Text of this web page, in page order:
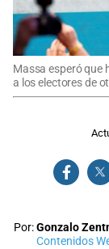
Massa esperó que
a los electores de
Por:Gonzalo
Contenidos